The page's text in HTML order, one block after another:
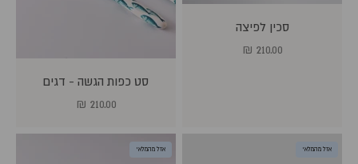
סכין לפיצה
מחיר מבצע
210.00 ₪
סט כפות הגשה - דגים
מחיר מבצע
210.00 ₪
אזל מהמלאי אזל מהמלאי